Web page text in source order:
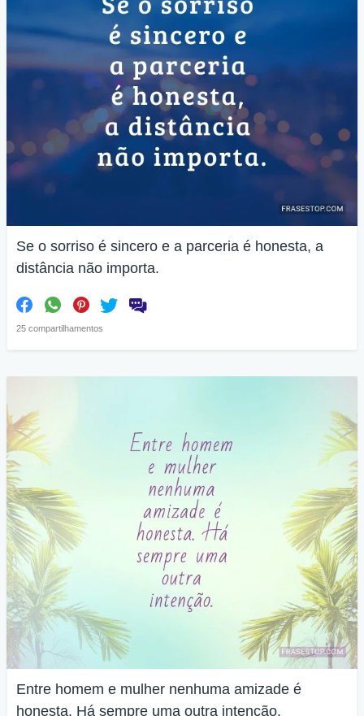
Se o sorriso é sincero e a parceria é honesta, a
distância não importa.
25 compartilhamentos
Entre homem e mulher nenhuma amizade é
honesta. Há sempre uma outra intenção.